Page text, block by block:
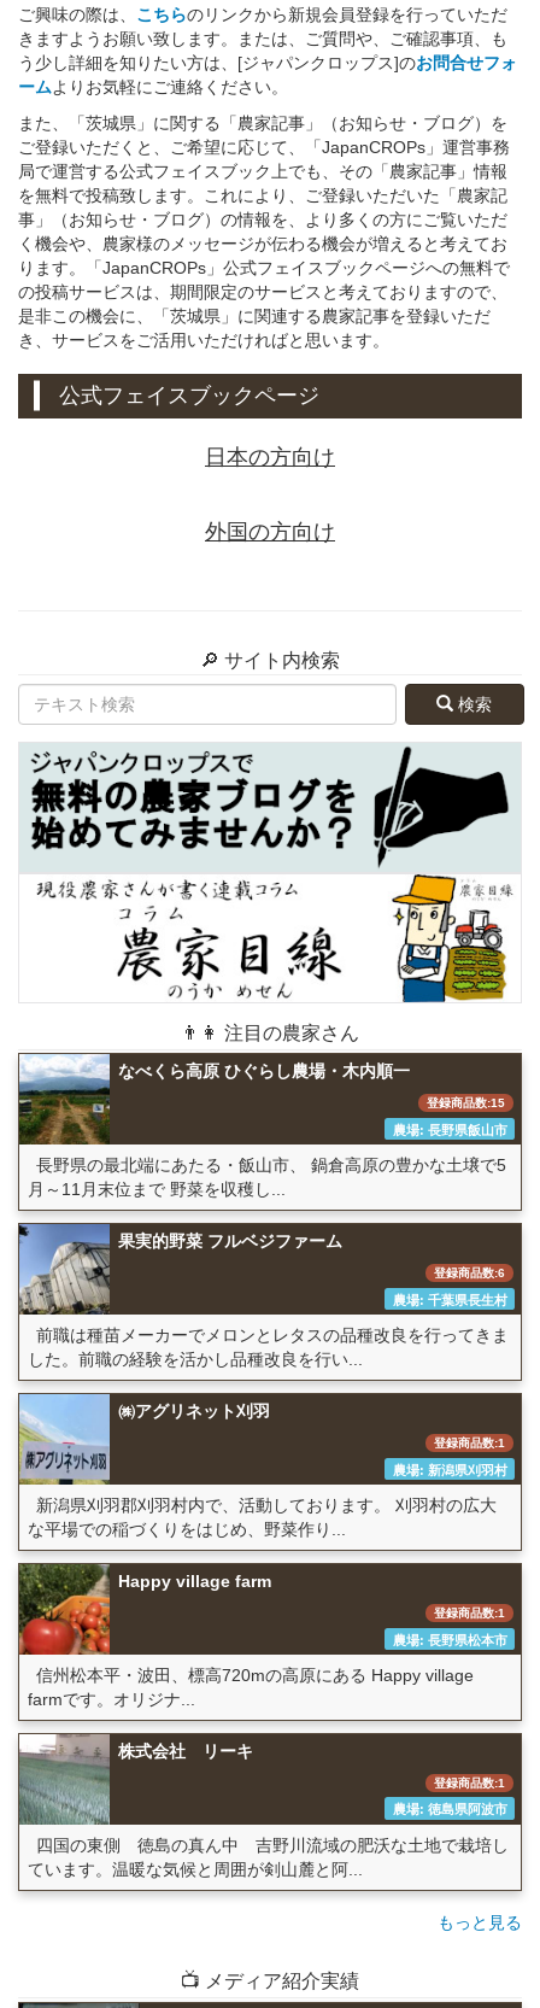
ご興味の際は、 こちらのリンクから新規会員登録を行っていただ
きますようお願い致します。または、ご質問や、ご確認事項、も
う少し詳細を知りたい方は、[ジャパンクロップス]のお問合せフォ
ームよりお気軽にご連絡ください。
また、「茨城県」に関する「農家記事」（お知らせ・ブログ）を
ご登録いただくと、ご希望に応じて、「JapanCROPs」運営事務
局で運営する公式フェイスブック上でも、その「農家記事」情報
を無料で投稿致します。これにより、ご登録いただいた「農家記
事」（お知らせ・ブログ）の情報を、より多くの方にご覧いただ
く機会や、農家様のメッセージが伝わる機会が増えると考えてお
ります。「JapanCROPs」公式フェイスブックページへの無料で
の投稿サービスは、期間限定のサービスと考えておりますので、
是非この機会に、「茨城県」に関連する農家記事を登録いただ
き、サービスをご活用いただければと思います。
公式フェイスブックページ
日本の方向け
外国の方向け
🔎 サイト内検索
検索
👨👩 注目の農家さん
なべくら高原 ひぐらし農場・木内順一
登録商品数:15
農場: 長野県飯山市
長野県の最北端にあたる・飯山市、 鍋倉高原の豊かな土壌で5
月～11月末位まで 野菜を収穫し...
果実的野菜 フルベジファーム
登録商品数:6
農場: 千葉県長生村
前職は種苗メーカーでメロンとレタスの品種改良を行ってきま
した。前職の経験を活かし品種改良を行い...
㈱アグリネット刈羽
登録商品数:1
農場: 新潟県刈羽村
新潟県刈羽郡刈羽村内で、活動しております。 刈羽村の広大
な平場での稲づくりをはじめ、野菜作り...
Happy village farm
登録商品数:1
農場: 長野県松本市
信州松本平・波田、標高720mの高原にある Happy village
farmです。オリジナ...
株式会社 リーキ
登録商品数:1
農場: 徳島県阿波市
四国の東側 徳島の真ん中 吉野川流域の肥沃な土地で栽培し
ています。温暖な気候と周囲が剣山麓と阿...
もっと見る
📺 メディア紹介実績